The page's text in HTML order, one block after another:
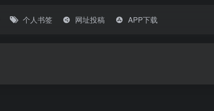
个人书签 网址投稿 APP下载